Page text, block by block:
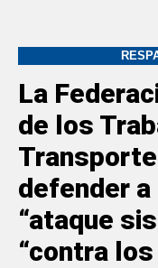
La
de los
defender a
“ataque
“contra